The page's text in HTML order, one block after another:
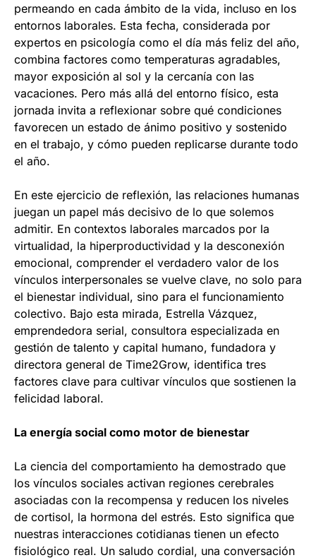
permeando en cada ámbito de la vida, incluso en los
entornos laborales. Esta fecha, considerada por
expertos en psicología como el día más feliz del año,
combina factores como temperaturas agradables,
mayor exposición al sol y la cercanía con las
vacaciones. Pero más allá del entorno físico, esta
jornada invita a reflexionar sobre qué condiciones
favorecen un estado de ánimo positivo y sostenido
en el trabajo, y cómo pueden replicarse durante todo
el año.
En este ejercicio de reflexión, las relaciones humanas
juegan un papel más decisivo de lo que solemos
admitir. En contextos laborales marcados por la
virtualidad, la hiperproductividad y la desconexión
emocional, comprender el verdadero valor de los
vínculos interpersonales se vuelve clave, no solo para
el bienestar individual, sino para el funcionamiento
colectivo. Bajo esta mirada, Estrella Vázquez,
emprendedora serial, consultora especializada en
gestión de talento y capital humano, fundadora y
directora general de Time2Grow, identifica tres
factores clave para cultivar vínculos que sostienen la
felicidad laboral.
La energía social como motor de bienestar
La ciencia del comportamiento ha demostrado que
los vínculos sociales activan regiones cerebrales
asociadas con la recompensa y reducen los niveles
de cortisol, la hormona del estrés. Esto significa que
nuestras interacciones cotidianas tienen un efecto
fisiológico real. Un saludo cordial, una conversación